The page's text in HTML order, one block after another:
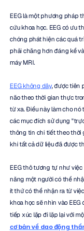
EEG là một phương pháp
cứu khoa học. EEG có ưu
chóng phát hiện các quá
phải chăng hơn đáng kể
máy MRI.
EEG không dây, được tiên
não theo thời gian thực
từ xa. Điều này làm cho
các mục đích sử dụng
thông tin chi tiết theo thời
khi tất cả dữ liệu đã được
EEG thô tương tự như
năng một người có thể
ít thứ có thể nhận ra từ
khoa học sẽ nhìn vào
tiếp xúc lặp đi lặp lại với
cơ bản về dao động